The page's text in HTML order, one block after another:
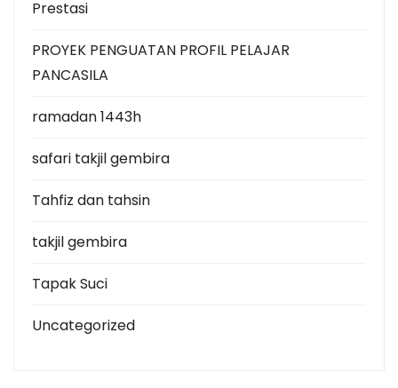
Prestasi
PROYEK PENGUATAN PROFIL PELAJAR
PANCASILA
ramadan 1443h
safari takjil gembira
Tahfiz dan tahsin
takjil gembira
Tapak Suci
Uncategorized